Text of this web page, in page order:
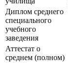
Диплом среднего
специального
учебного
заведения
Аттестат о
среднем (полном)